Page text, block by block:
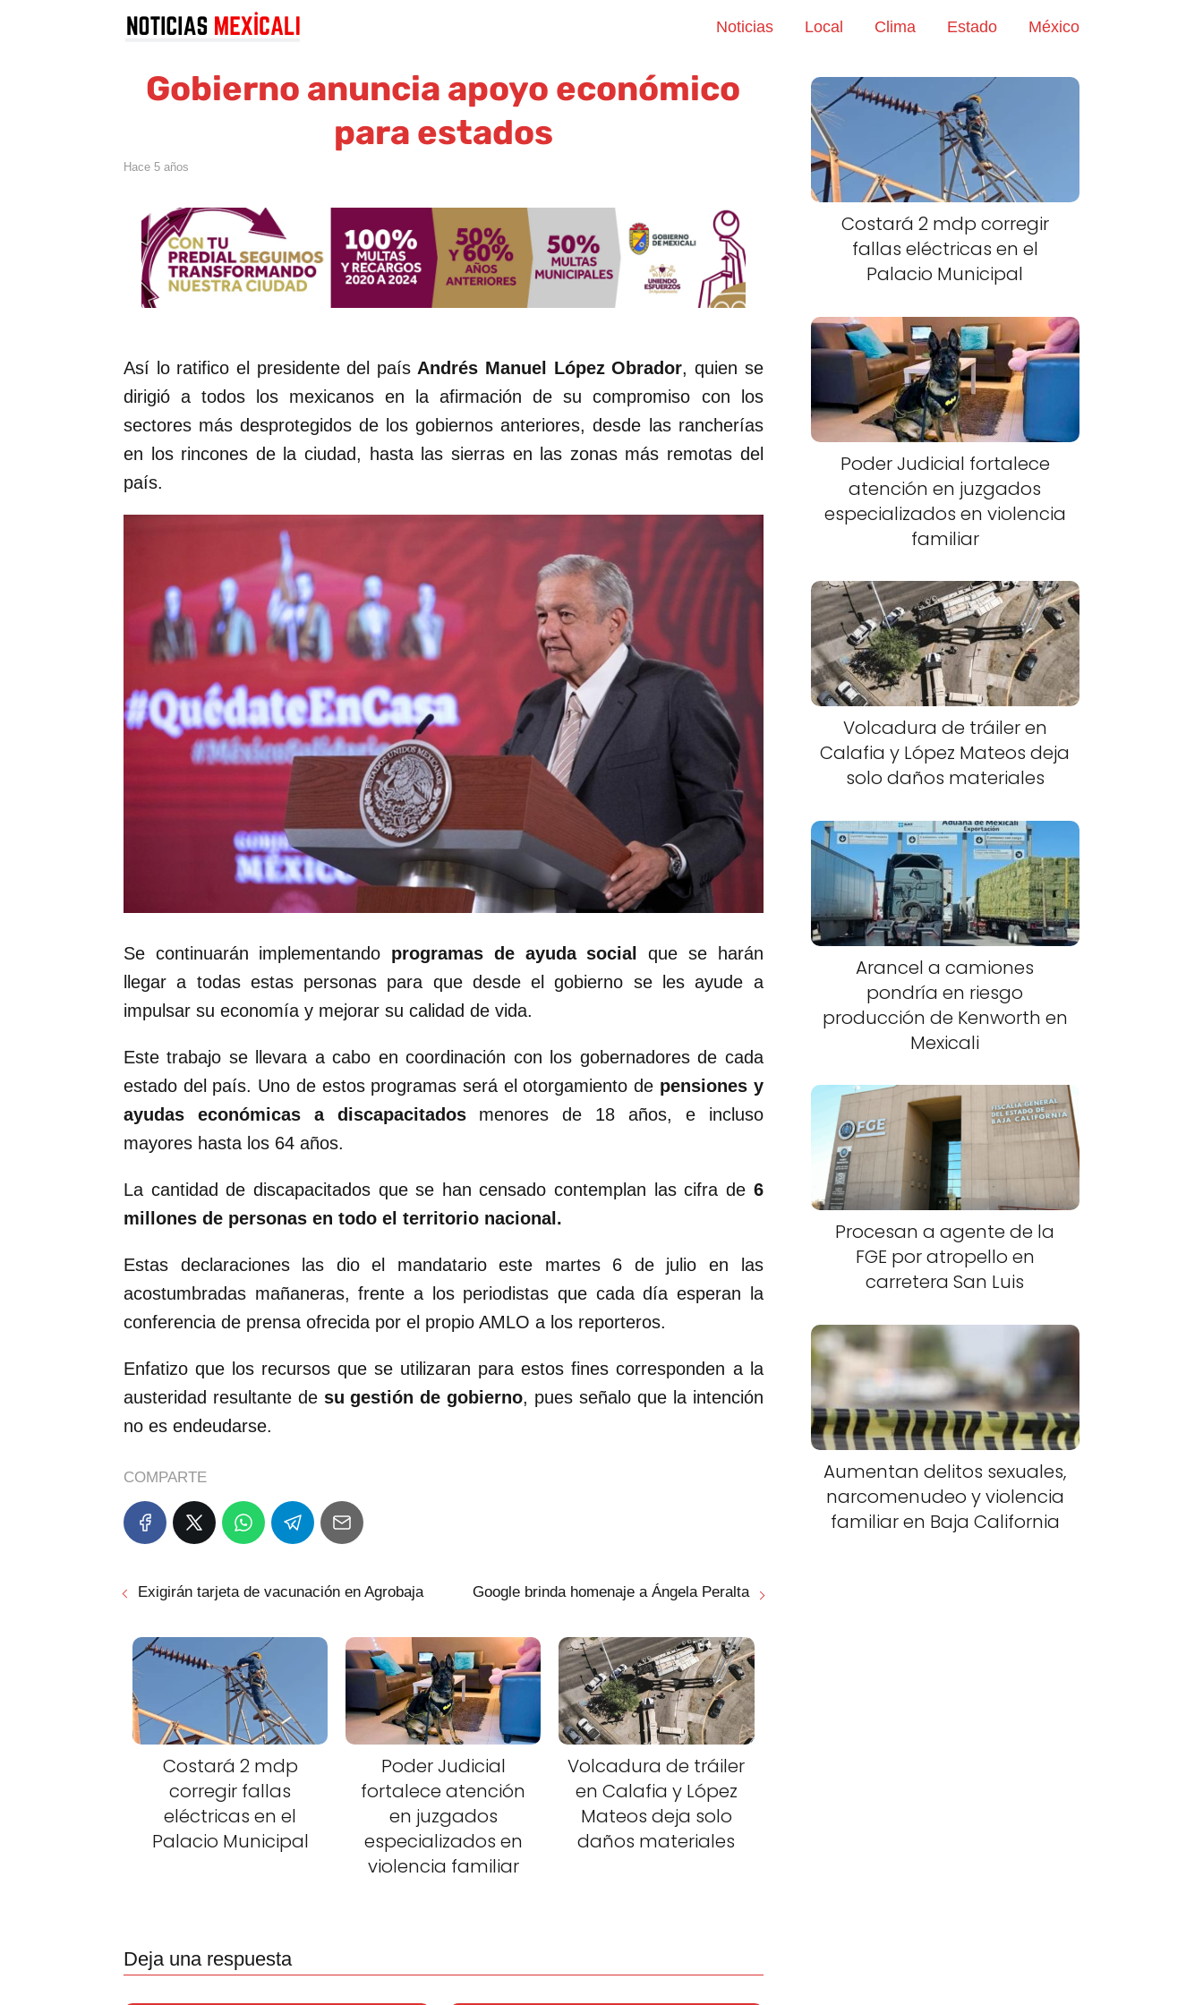
Noticias Local Clima Estado México
Gobierno anuncia apoyo económico
para estados
hace 5 años
Así lo ratifico el presidente del país Andrés Manuel López Obrador, quien se
dirigió a todos los mexicanos en la afirmación de su compromiso con los
sectores más desprotegidos de los gobiernos anteriores, desde las rancherías
en los rincones de la ciudad, hasta las sierras en las zonas más remotas del
país.
Se continuarán implementando programas de ayuda social
que se harán
llegar a todas estas personas para que desde el gobierno se les ayude a
impulsar su economía y mejorar su calidad de vida.
Este trabajo se llevara a cabo en coordinación con los gobernadores de cada
estado del país. Uno de estos programas será el otorgamiento de pensiones y
ayudas económicas
a discapacitadosmenores de 18 años, e incluso
mayores hasta los 64 años.
La cantidad de discapacitados que se han censado contemplan las cifra de 6
millones de personas en todo el territorio nacional.
Estas declaraciones las dio el mandatario este martes 6 de julio en las
acostumbradas mañaneras, frente a los periodistas que cada día esperan la
conferencia de prensa ofrecida por el propio AMLO a los reporteros.
Enfatizo que los recursos que se utilizaran para estos fines corresponden a la
austeridad resultante de su gestión de gobierno, pues señalo que la intención
no es endeudarse.
COMPARTE
Exigirán tarjeta de vacunación en Agrobaja Google brinda homenaje a Ángela Peralta
Costará 2 mdp
corregir fallas
eléctricas en el
Palacio Municipal
Poder Judicial
fortalece atención
en juzgados
especializados en
violencia familiar
Volcadura de tráiler
en Calafia y López
Mateos deja solo
daños materiales
Deja una respuesta
Costará 2 mdp corregir
fallas eléctricas en el
Palacio Municipal
Poder Judicial fortalece
atención en juzgados
especializados en violencia
familiar
Volcadura de tráiler en
Calafia y López Mateos deja
solo daños materiales
Arancel a camiones
pondría en riesgo
producción de Kenworth en
Mexicali
Procesan a agente de la
FGE por atropello en
carretera San Luis
Aumentan delitos sexuales,
narcomenudeo y violencia
familiar en Baja California